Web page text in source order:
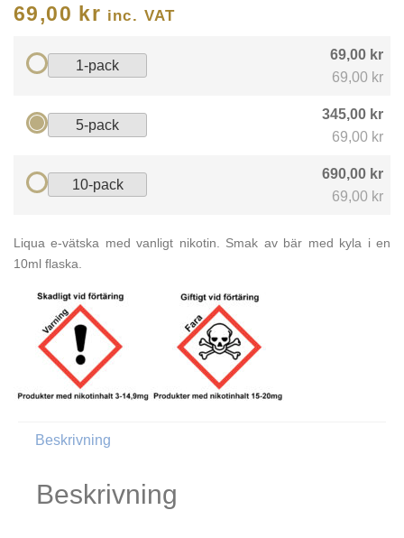
69,00 kr inc. VAT
1-pack
69,00 kr
69,00 kr
5-pack
345,00 kr
69,00 kr
10-pack
690,00 kr
69,00 kr
Liqua e-vätska med vanligt nikotin. Smak av bär med kyla i en
10ml flaska.
Beskrivning
Beskrivning